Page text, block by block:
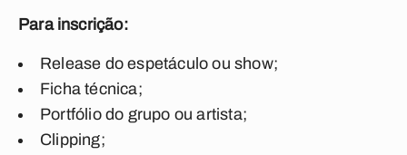
Para inscrição:
Release do espetáculo ou show;
Ficha técnica;
Portfólio do grupo ou artista;
Clipping;